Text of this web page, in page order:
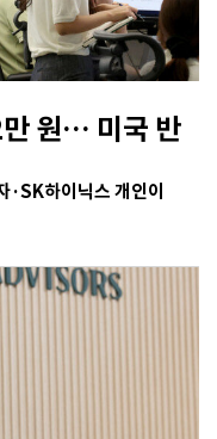
원… 미국 반
·SK하이닉스 개인이